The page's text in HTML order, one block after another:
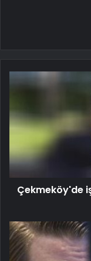
Çekmeköy'de